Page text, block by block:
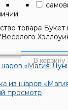
товара Букет
В корзину
просмотр